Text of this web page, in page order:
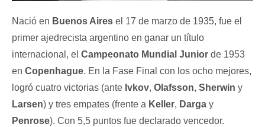
Nació en Buenos Aires el 17 de marzo de 1935, fue el
primer ajedrecista argentino en ganar un título
internacional, el Campeonato Mundial Junior de 1953
en Copenhague. En la Fase Final con los ocho mejores,
logró cuatro victorias (ante Ivkov, Olafsson, Sherwin y
Larsen) y tres empates (frente a Keller, Darga y
Penrose). Con 5,5 puntos fue declarado vencedor.